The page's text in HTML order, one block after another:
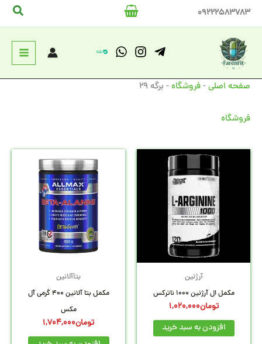
پرش
به
محتوا
09222583783
صفحه اصلی-فروشگاه- برگه 29
فروشگاه
آرژنین
مکمل ال آرژنین 1000 ناترکس
تومان1,020,000
افزودن به سبد خرید
بتاآلانین
مکمل بتا آلانین 400 گرمی آل
مکس
تومان1,704,000